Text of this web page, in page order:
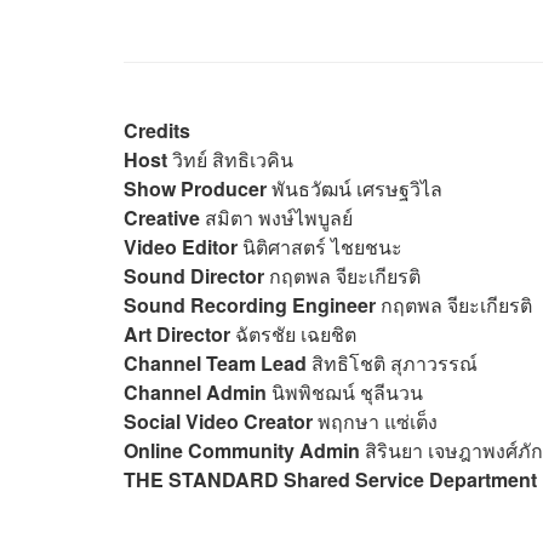
Credits
Hostวิทย์ สิทธิเวคิน
Show Producerพันธวัฒน์ เศรษฐวิไล
Creative สมิตา พงษ์ไพบูลย์
Video Editor นิติศาสตร์ ไชยชนะ
Sound Director กฤตพล จียะเกียรติ
Sound Recording Engineer กฤตพล จียะเกียรติ
Art Director ฉัตรชัย เฉยชิต
Channel Team Lead สิทธิโชติ สุภาวรรณ์
Channel Admin นิพพิชฌน์ ชุลีนวน
Social Video Creatorพฤกษา แซ่เต็ง
Online Community Admin สิรินยา เจษฎาพงศ์ภั
THE STANDARD Shared Service Department